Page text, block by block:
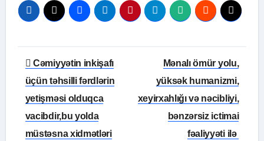
Yazı
naviqasiyası
Cəmiyyətin inkişafı
üçün təhsilli fərdlərin
yetişməsi olduqca
vacibdir,bu yolda
müstəsna xidmətləri
Mənalı ömür yolu,
yüksək humanizmi,
xeyirxahlığı və nəcibliyi,
bənzərsiz ictimai
fəaliyyəti ilə